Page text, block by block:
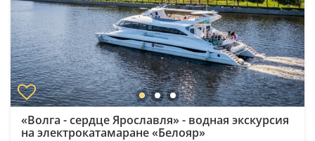
«Волга - сердце Ярославля» - водная экскурсия
на электрокатамаране «Белояр»